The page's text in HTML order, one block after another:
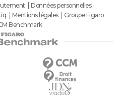
Données personnelles
Mentions légales
Groupe Figaro
Benchmark